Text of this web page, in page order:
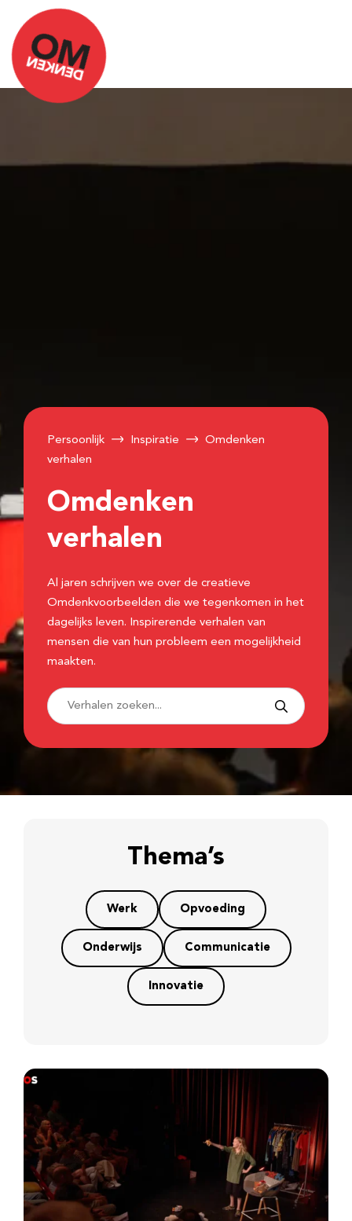
Persoonlijk Inspiratie
Omdenken
verhalen
Omdenken
verhalen
Al jaren schrijven we over de creatieve
Omdenkvoorbeelden die we tegenkomen in het
dagelijks leven. Inspirerende verhalen van
mensen die van hun probleem een mogelijkheid
maakten.
Thema’s
Werk Opvoeding
Onderwijs Communicatie
Innovatie